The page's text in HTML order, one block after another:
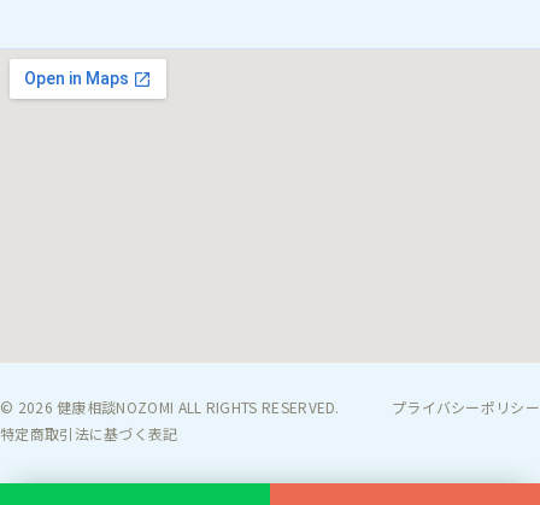
© 2026 健康相談NOZOMI ALL RIGHTS RESERVED.
プライバシーポリシー
特定商取引法に基づく表記